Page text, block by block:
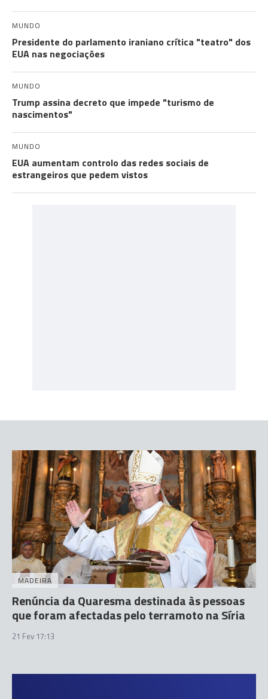
MUNDO
Presidente do parlamento iraniano crítica "teatro" dos
EUA nas negociações
MUNDO
Trump assina decreto que impede "turismo de
nascimentos"
MUNDO
EUA aumentam controlo das redes sociais de
estrangeiros que pedem vistos
MADEIRA
Renúncia da Quaresma destinada às pessoas
que foram afectadas pelo terramoto na Síria
21 Fev 17:13